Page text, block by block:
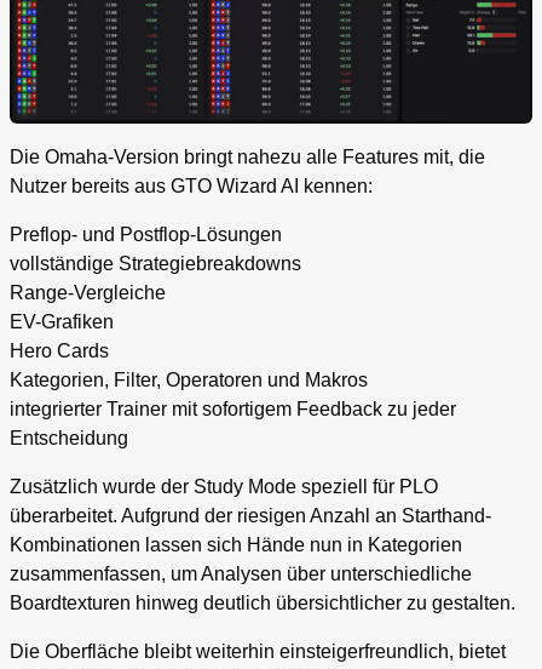
Die Omaha-Version bringt nahezu alle Features mit, die
Nutzer bereits aus GTO Wizard AI kennen:
Preflop- und Postflop-Lösungen
vollständige Strategiebreakdowns
Range-Vergleiche
EV-Grafiken
Hero Cards
Kategorien, Filter, Operatoren und Makros
integrierter Trainer mit sofortigem Feedback zu jeder
Entscheidung
Zusätzlich wurde der Study Mode speziell für PLO
überarbeitet. Aufgrund der riesigen Anzahl an Starthand-
Kombinationen lassen sich Hände nun in Kategorien
zusammenfassen, um Analysen über unterschiedliche
Boardtexturen hinweg deutlich übersichtlicher zu gestalten.
Die Oberfläche bleibt weiterhin einsteigerfreundlich, bietet